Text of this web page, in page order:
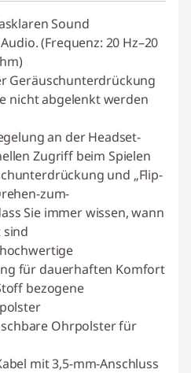
Sound
(Frequenz: 20 Hz–20
Geräuschunterdrückung
nicht abgelenkt werden
an der Headset-
Zugriff beim Spielen
und „Flip-
zum-
Sie immer wissen, wann
sind
für dauerhaften Komfort
bezogene
Ohrpolster für
mit 3,5-mm-Anschluss